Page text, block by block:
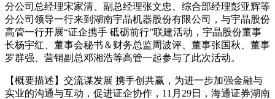
分公司总经理宋家清、副总经理张文忠、综合部经理彭亚辉等
分公司领导一行来到湖南宇晶机器股份有限公司，与宇晶股份
高管一行开展“证企携手 砥砺前行”联建活动，宇晶股份董事
长杨宇红、董事会秘书＆财务总监周波评、董事张国秋、董事
罗群强、营销副总邓湘浩等高管一起参与了此次活动。
【概要描述】 交流谋发展 携手创共赢，为进一步加强金融与
实业的沟通与互动，促进证企协作，11月29日，海通证券湖南